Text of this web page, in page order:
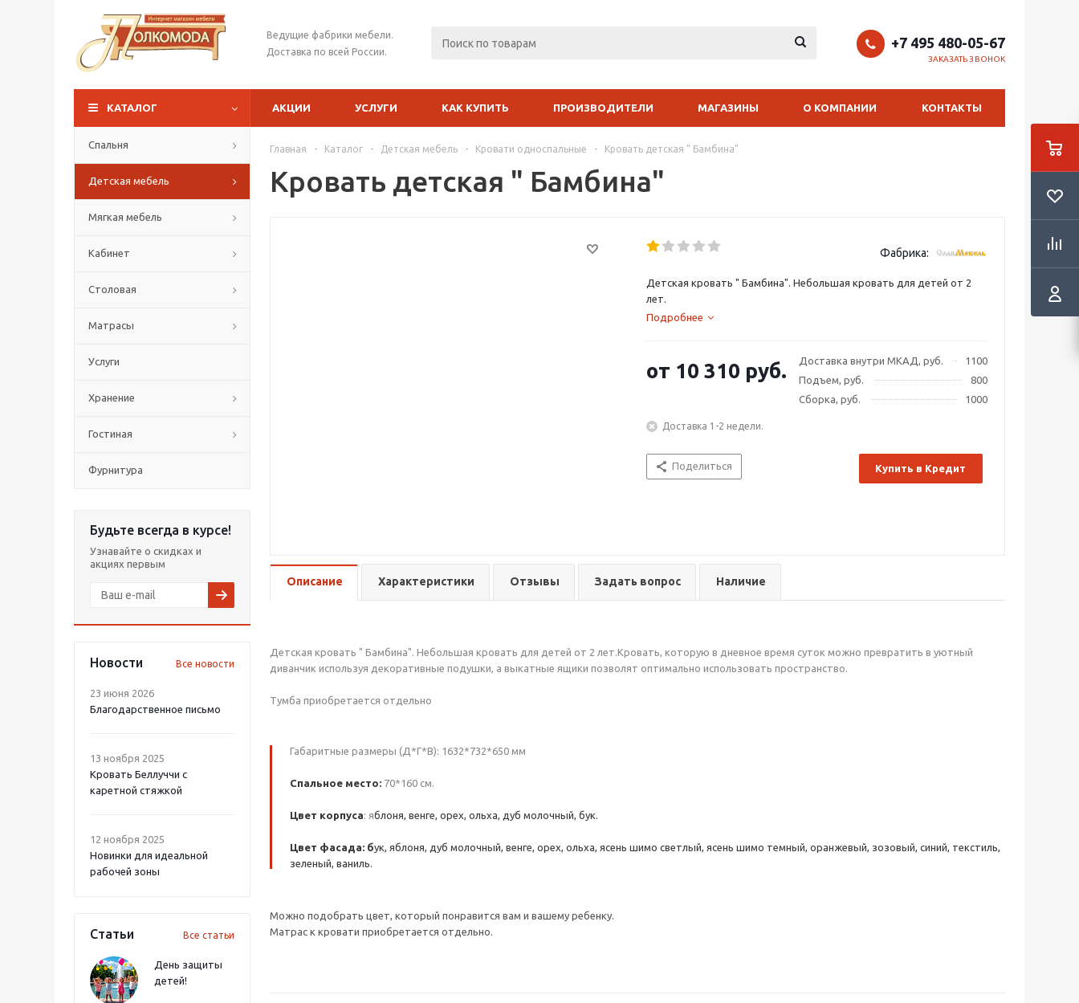
Ведущие фабрики мебели.
Доставка по всей России.
+7 495 480-05-67
ЗАКАЗАТЬ ЗВОНОК
КАТАЛОГ АКЦИИ УСЛУГИ КАК КУПИТЬ ПРОИЗВОДИТЕЛИ МАГАЗИНЫ О КОМПАНИИ КОНТАКТЫ
Спальня
Детская мебель
Мягкая мебель
Кабинет
Столовая
Матрасы
Услуги
Хранение
Гостиная
Фурнитура
Будьте всегда в курсе!
Узнавайте о скидках и
акциях первым
Новости Все новости
23 июня 2026
Благодарственное письмо
13 ноября 2025
Кровать Беллуччи с
каретной стяжкой
12 ноября 2025
Новинки для идеальной
рабочей зоны
Статьи Все статьи
День защиты
детей!
Главная - Каталог - Детская мебель - Кровати односпальные - Кровать детская " Бамбина"
Кровать детская " Бамбина"
Фабрика:
Детская кровать " Бамбина". Небольшая кровать для детей от 2
лет.
Подробнее
Доставка внутри МКАД, руб.
1100
Подъем, руб.
800
Сборка, руб.
1000
от 10 310 руб.
Доставка 1-2 недели.
Поделиться Купить в Кредит
Описание Характеристики Отзывы Задать вопрос Наличие
Детская кровать " Бамбина". Небольшая кровать для детей от 2 лет.Кровать, которую в дневное время суток можно превратить в уютный
диванчик используя декоративные подушки, а выкатные ящики позволят оптимально использовать пространство.
Тумба приобретается отдельно
Габаритные размеры (Д*Г*В): 1632*732*650 мм
Спальное место: 70*160 см.
Цвет корпуса: яблоня, венге, орех, ольха, дуб молочный, бук.
Цвет фасада: бук, яблоня, дуб молочный, венге, орех, ольха, ясень шимо светлый, ясень шимо темный, оранжевый, зозовый, синий, текстиль,
зеленый, ваниль.
Можно подобрать цвет, который понравится вам и вашему ребенку.
Матрас к кровати приобретается отдельно.